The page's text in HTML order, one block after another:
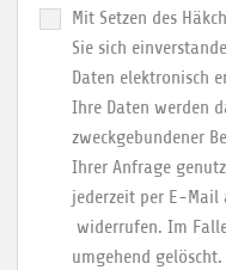
Mit Setzen des
Sie sich
Daten elektronisch
Ihre Daten werden
zweckgebundener
Ihrer Anfrage
jederzeit per E-Mail
widerrufen. Im
umgehend